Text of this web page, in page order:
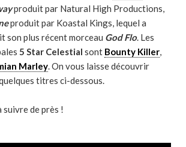
produit par Natural High Productions,
produit par Koastal Kings, lequel a
son plus récent morceau God Flo. Les
5 Star Celestial sont Bounty Killer,
Marley. On vous laisse découvrir
titres ci-dessous.
suivre de près !